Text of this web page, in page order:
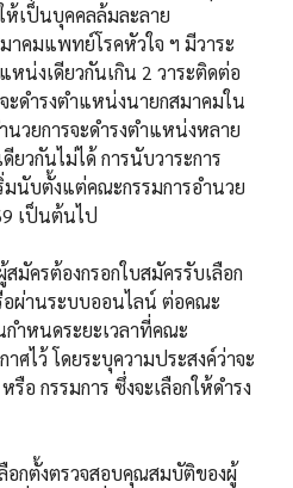
ห้เป็นบุคคลล้มละลาย
าคมแพทย์โรคหัวใจ ฯ มีวาระ
หน่งเดียวกันเกิน 2 วาระติดต่อ
ดำรงตำแหน่งนายกสมาคมใน
นวยการจะดำรงตำแหน่งหลาย
วกันไม่ได้ การนับวาระการ
นับตั้งแต่คณะกรรมการอำนวย
เป็นต้นไป
มัครต้องกรอกใบสมัครรับเลือก
ผ่านระบบออนไลน์ ต่อคณะ
กำหนดระยะเวลาที่คณะ
ศไว้ โดยระบุความประสงค์ว่าจะ
อ กรรมการ ซึ่งจะเลือกให้ดำรง
อกตั้งตรวจสอบคุณสมบัติของผู้